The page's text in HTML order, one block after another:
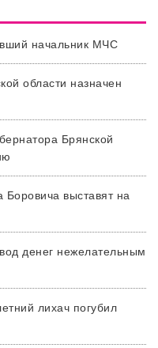
начальник МЧС
области назначен
Брянской
выставят на
денег нежелательным
лихач погубил